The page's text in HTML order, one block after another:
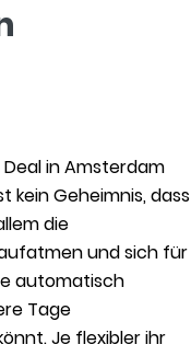
in Amsterdam
kein Geheimnis, dass
die
und sich für
automatisch
Tage
Je flexibler ihr